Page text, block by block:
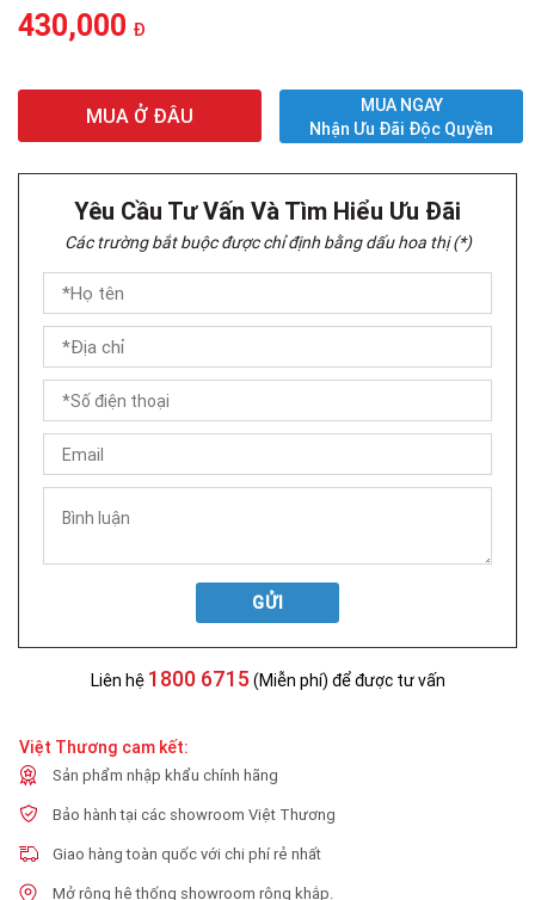
430,000 Đ
MUA Ở ĐÂU
MUA NGAY
Nhận Ưu Đãi Độc Quyền
Yêu Cầu Tư Vấn Và Tìm Hiểu Ưu Đãi
Các trường bắt buộc được chỉ định bằng dấu hoa thị (*)
GỬI
Liên hệ 1800 6715 (Miễn phí) để được tư vấn
Việt Thương cam kết:
Sản phẩm nhập khẩu chính hãng
Bảo hành tại các showroom Việt Thương
Giao hàng toàn quốc với chi phí rẻ nhất
Mở rộng hệ thống showroom rộng khắp.